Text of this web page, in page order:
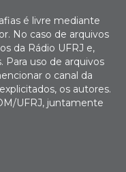
é livre mediante
No caso de arquivos
da Rádio UFRJ e,
Para uso de arquivos
o canal da
os autores.
UFRJ, juntamente